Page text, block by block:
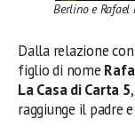
Berlino e Rafael
Dalla relazione
figlio di nome
La Casa di Carta 5
raggiunge il padre e